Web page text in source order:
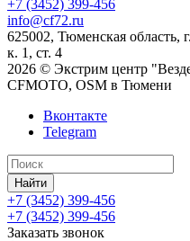
+7 (3452) 399-456
info@cf72.ru
625002, Тюменская область,
к. 1, ст. 4
2026 © Экстрим центр
CFMOTO, OSM в Тюмени
Вконтакте
Telegram
Найти
+7 (3452) 399-456
+7 (3452) 399-456
Заказать звонок